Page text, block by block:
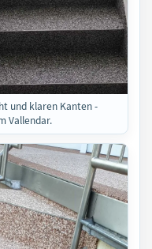
und klaren Kanten -
Vallendar.